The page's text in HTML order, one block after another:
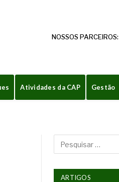
NOSSOS PARCEIROS:
Atividades da CAP Gestão
ARTIGOS